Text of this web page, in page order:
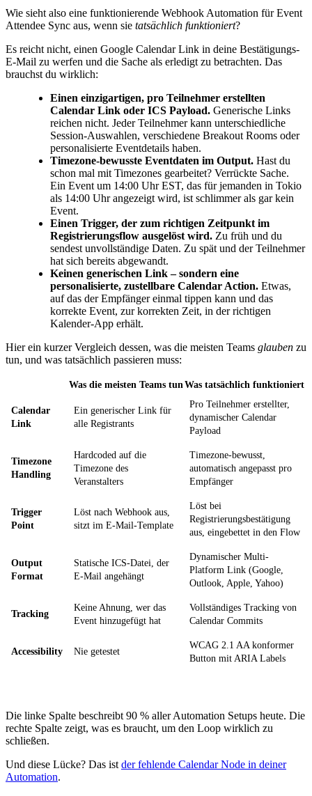
Wie sieht also eine funktionierende Webhook Automation für Event
Attendee Sync aus, wenn sie tatsächlich funktioniert?
Es reicht nicht, einen Google Calendar Link in deine Bestätigungs-
E-Mail zu werfen und die Sache als erledigt zu betrachten. Das
brauchst du wirklich:
Einen einzigartigen, pro Teilnehmer erstellten
Calendar Link oder ICS Payload. Generische Links
reichen nicht. Jeder Teilnehmer kann unterschiedliche
Session-Auswahlen, verschiedene Breakout Rooms oder
personalisierte Eventdetails haben.
Timezone-bewusste Eventdaten im Output. Hast du
schon mal mit Timezones gearbeitet? Verrückte Sache.
Ein Event um 14:00 Uhr EST, das für jemanden in Tokio
als 14:00 Uhr angezeigt wird, ist schlimmer als gar kein
Event.
Einen Trigger, der zum richtigen Zeitpunkt im
Registrierungsflow ausgelöst wird. Zu früh und du
sendest unvollständige Daten. Zu spät und der Teilnehmer
hat sich bereits abgewandt.
Keinen generischen Link – sondern eine
personalisierte, zustellbare Calendar Action. Etwas,
auf das der Empfänger einmal tippen kann und das
korrekte Event, zur korrekten Zeit, in der richtigen
Kalender-App erhält.
Hier ein kurzer Vergleich dessen, was die meisten Teams glauben zu
tun, und was tatsächlich passieren muss:
Was die meisten Teams tun Was tatsächlich funktioniert
Calendar
Link
Ein generischer Link für
alle Registrants
Pro Teilnehmer erstellter,
dynamischer Calendar
Payload
Timezone
Handling
Hardcoded auf die
Timezone des
Veranstalters
Timezone-bewusst,
automatisch angepasst pro
Empfänger
Trigger
Point
Löst nach Webhook aus,
sitzt im E-Mail-Template
Löst bei
Registrierungsbestätigung
aus, eingebettet in den Flow
Output
Format
Statische ICS-Datei, der
E-Mail angehängt
Dynamischer Multi-
Platform Link (Google,
Outlook, Apple, Yahoo)
Tracking
Keine Ahnung, wer das
Event hinzugefügt hat
Vollständiges Tracking von
Calendar Commits
Accessibility Nie getestet
WCAG 2.1 AA konformer
Button mit ARIA Labels
Die linke Spalte beschreibt 90 % aller Automation Setups heute. Die
rechte Spalte zeigt, was es braucht, um den Loop wirklich zu
schließen.
Und diese Lücke? Das ist der fehlende Calendar Node in deiner
Automation.